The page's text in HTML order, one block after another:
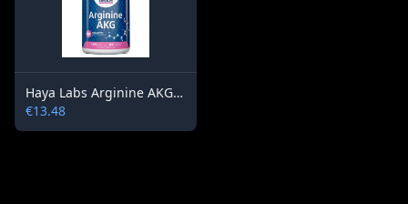
Haya Labs Arginine AKG 1000 mg / 100 tablets
€13.48